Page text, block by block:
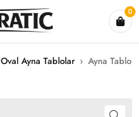
0
Oval Ayna Tablolar › Ayna Tablo